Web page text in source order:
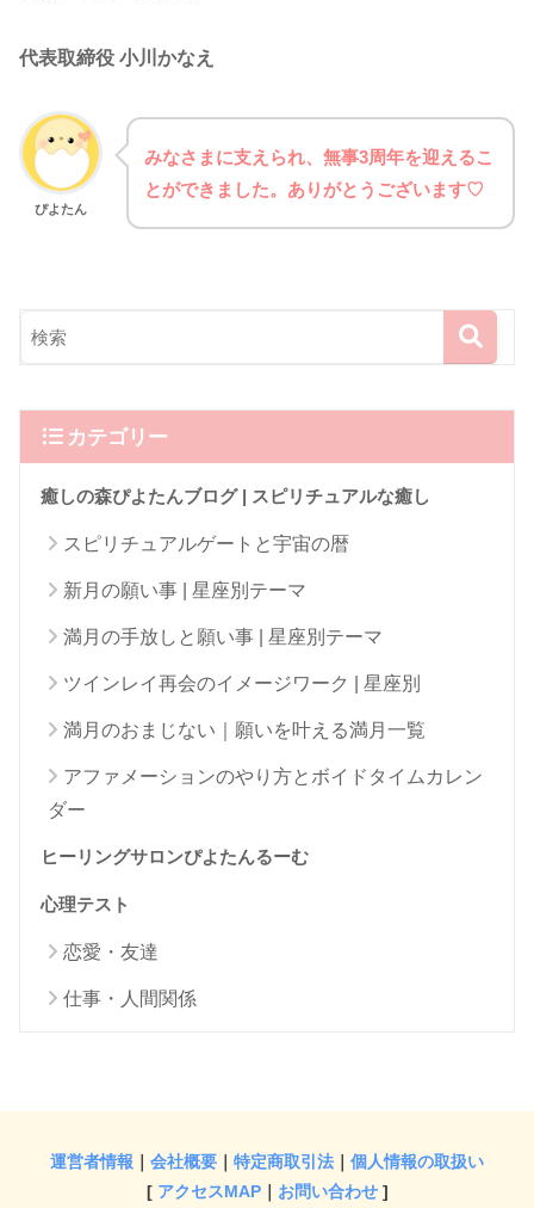
代表取締役 小川かなえ
ぴよたん
みなさまに支えられ、無事3周年を迎えるこ
とができました。ありがとうございます♡
カテゴリー
癒しの森ぴよたんブログ | スピリチュアルな癒し
スピリチュアルゲートと宇宙の暦
新月の願い事 | 星座別テーマ
満月の手放しと願い事 | 星座別テーマ
ツインレイ再会のイメージワーク | 星座別
満月のおまじない｜願いを叶える満月一覧
アファメーションのやり方とボイドタイムカレン
ダー
ヒーリングサロンぴよたんるーむ
心理テスト
恋愛・友達
仕事・人間関係
運営者情報 ｜ 会社概要 ｜ 特定商取引法 ｜ 個人情報の取扱い
[ アクセスMAP｜ お問い合わせ]